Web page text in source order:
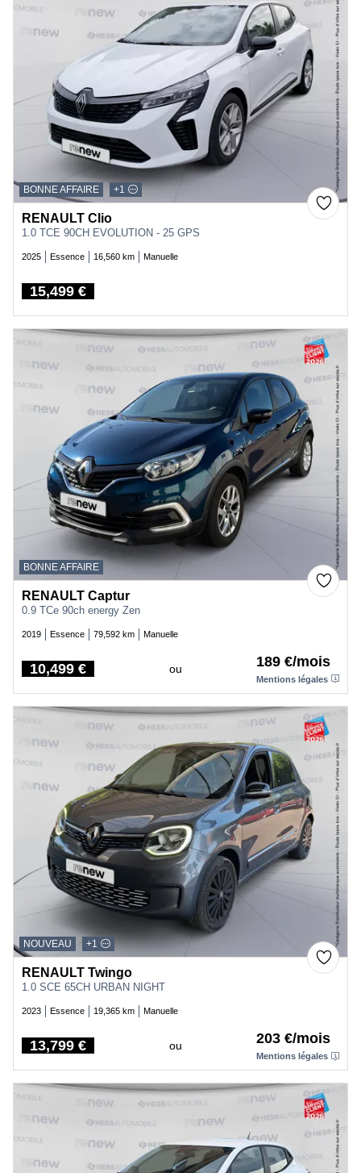
BONNE AFFAIRE +1
RENAULT Clio
1.0 TCE 90CH EVOLUTION - 25 GPS
2025 Essence 16,560 km Manuelle
Price
15,499 €
BONNE AFFAIRE
RENAULT Captur
0.9 TCe 90ch energy Zen
2019 Essence 79,592 km Manuelle
Price
10,499 € ou 189 €/mois
Mentions légales
NOUVEAU +1
RENAULT Twingo
1.0 SCE 65CH URBAN NIGHT
2023 Essence 19,365 km Manuelle
Price
13,799 € ou 203 €/mois
Mentions légales